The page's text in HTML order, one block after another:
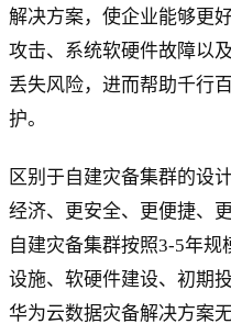
解决方案，使企业能够更
攻击、系统软硬件故障以
丢失风险，进而帮助千行
护。
区别于自建灾备集群的设
经济、更安全、更便捷、
自建灾备集群按照3-5年
设施、软硬件建设、初期
华为云数据灾备解决方案